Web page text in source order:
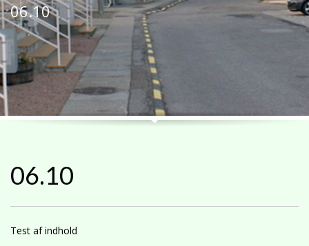
06.10
06.10
Test af indhold